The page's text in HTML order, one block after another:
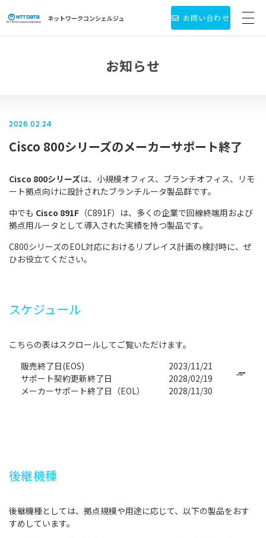
ネットワークコンシェルジュ
新着情報
個人情報保護方針
お問い合わせ
お知らせ
2026.02.24
Cisco 800シリーズのメーカーサポート終了
Cisco 800シリーズは、小規模オフィス、ブランチオフィス、リモ
ート拠点向けに設計されたブランチルータ製品群です。
中でも Cisco 891F （C891F）は、多くの企業で回線終端用および
拠点用ルータとして導入された実績を持つ製品です。
C800シリーズのEOL対応におけるリプレイス計画の検討時に、ぜ
ひお役立てください。
スケジュール
販売終了日(EOS)
サポート契約更新終了日
メーカーサポート終了日（EOL）
2023/11/21
2028/02/19
2028/11/30
後継機種
後継機種としては、拠点規模や用途に応じて、以下の製品をおす
すめしています。